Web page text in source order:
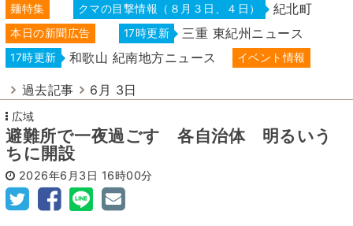
麺特集 クマの目撃情報（８月３日、４日） 紀北町
本日の新聞広告 17時更新 三重 東紀州ニュース
17時更新 和歌山 紀南地方ニュース イベント情報
過去記事 6月 3日
広域
避難所で一夜過ごす 各自治体 明るいう
ちに開設
2026年6月3日 16時00分